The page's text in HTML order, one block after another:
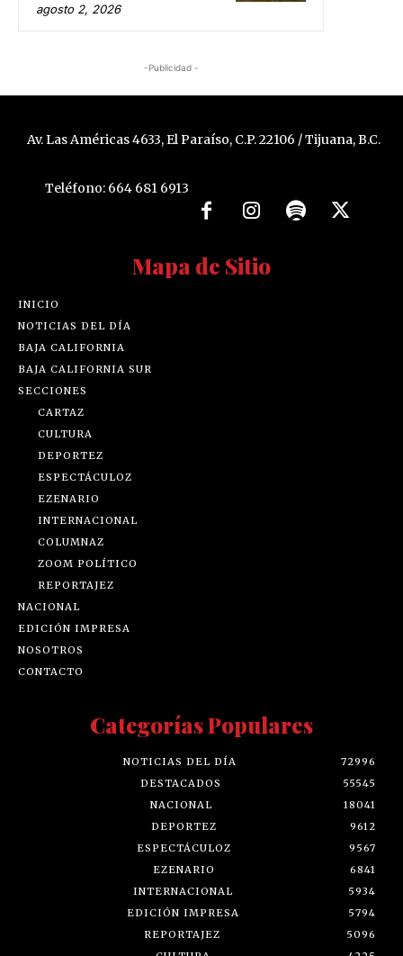
agosto 2, 2026
-Publicidad -
Av. Las Américas 4633, El Paraíso, C.P. 22106 / Tijuana, B.C.
Teléfono: 664 681 6913
Mapa de Sitio
INICIO
NOTICIAS DEL DÍA
BAJA CALIFORNIA
BAJA CALIFORNIA SUR
SECCIONES
CARTAZ
CULTURA
DEPORTEZ
ESPECTÁCULOZ
EZENARIO
INTERNACIONAL
COLUMNAZ
ZOOM POLÍTICO
REPORTAJEZ
NACIONAL
EDICIÓN IMPRESA
NOSOTROS
CONTACTO
Categorías Populares
NOTICIAS DEL DÍA
72996
DESTACADOS
55545
NACIONAL
18041
DEPORTEZ
9612
ESPECTÁCULOZ
9567
EZENARIO
6841
INTERNACIONAL
5934
EDICIÓN IMPRESA
5794
REPORTAJEZ
5096